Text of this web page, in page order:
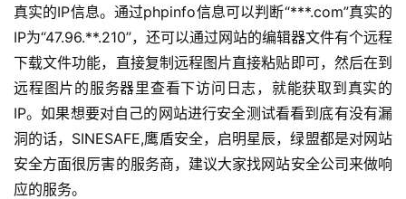
真实的IP信息。通过phpinfo信息可以判断“***.com”真实的
IP为“47.96.**.210”，还可以通过网站的编辑器文件有个远程
下载文件功能，直接复制远程图片直接粘贴即可，然后在到
远程图片的服务器里查看下访问日志，就能获取到真实的
IP。如果想要对自己的网站进行安全测试看看到底有没有漏
洞的话，SINESAFE,鹰盾安全，启明星辰，绿盟都是对网站
安全方面很厉害的服务商，建议大家找网站安全公司来做响
应的服务。